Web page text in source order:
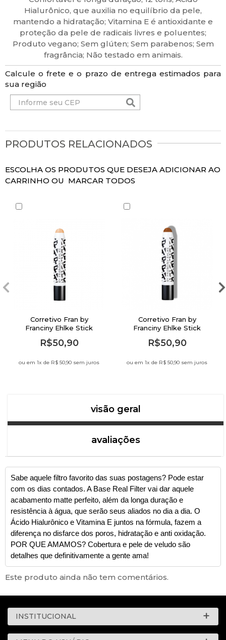
Hialurônico, que auxilia no equilíbrio da pele,
mantendo a hidratação; Vitamina E é antioxidante e
proteção da pele de radicais livres e poluentes;
Produto vegano; Sem glúten; Sem parabenos; Sem
fragrância; Não testado em animais.
Calcule o frete e o prazo de entrega estimados para
sua região
PRODUTOS RELACIONADOS
ESCOLHA OS PRODUTOS QUE DESEJA ADICIONAR AO
CARRINHO OU MARCAR TODOS
Corretivo Fran by
Franciny Ehlke Stick
Cover M02
R$50,90
ou em 1x de R$ 50,90 sem juros
Corretivo Fran by
Franciny Ehlke Stick
Cover E02
R$50,90
ou em 1x de R$ 50,90 sem juros
visão geral
avaliações
Sabe aquele filtro favorito das suas postagens? Pode estar
com os dias contados. A Base Real Filter vai dar aquele
acabamento matte perfeito, além da longa duração e
resistência à água, que serão seus aliados no dia a dia. O
Ácido Hialurônico e Vitamina E juntos na fórmula, fazem a
diferença no disfarce dos poros, hidratação e anti oxidação.
POR QUE AMAMOS? Cobertura e pele de veludo são
detalhes que definitivamente a gente ama!
Este produto ainda não tem comentários.
INSTITUCIONAL